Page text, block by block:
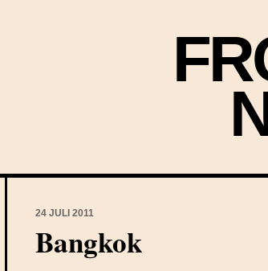
24 JULI 2011
Bangkok